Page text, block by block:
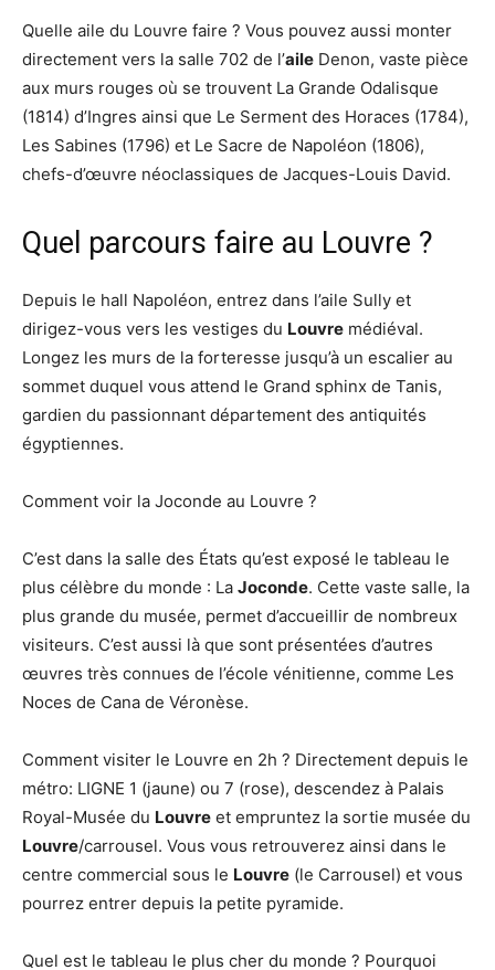
Quelle aile du Louvre faire ? Vous pouvez aussi monter
directement vers la salle 702 de l’aile Denon, vaste pièce
aux murs rouges où se trouvent La Grande Odalisque
(1814) d’Ingres ainsi que Le Serment des Horaces (1784),
Les Sabines (1796) et Le Sacre de Napoléon (1806),
chefs-d’œuvre néoclassiques de Jacques-Louis David.
Quel parcours faire au Louvre ?
Depuis le hall Napoléon, entrez dans l’aile Sully et
dirigez-vous vers les vestiges du Louvre médiéval.
Longez les murs de la forteresse jusqu’à un escalier au
sommet duquel vous attend le Grand sphinx de Tanis,
gardien du passionnant département des antiquités
égyptiennes.
Comment voir la Joconde au Louvre ?
C’est dans la salle des États qu’est exposé le tableau le
plus célèbre du monde : La Joconde. Cette vaste salle, la
plus grande du musée, permet d’accueillir de nombreux
visiteurs. C’est aussi là que sont présentées d’autres
œuvres très connues de l’école vénitienne, comme Les
Noces de Cana de Véronèse.
Comment visiter le Louvre en 2h ? Directement depuis le
métro: LIGNE 1 (jaune) ou 7 (rose), descendez à Palais
Royal-Musée du Louvre et empruntez la sortie musée du
Louvre/carrousel. Vous vous retrouverez ainsi dans le
centre commercial sous le Louvre (le Carrousel) et vous
pourrez entrer depuis la petite pyramide.
Quel est le tableau le plus cher du monde ? Pourquoi